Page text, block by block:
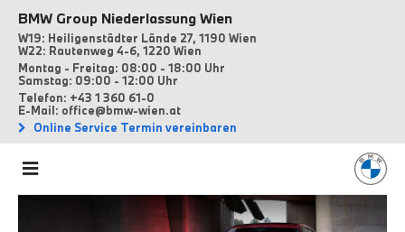
BMW Group Niederlassung Wien
W19: Heiligenstädter Lände 27, 1190 Wien
W22: Rautenweg 4-6, 1220 Wien
Montag - Freitag: 08:00 - 18:00 Uhr
Samstag: 09:00 - 12:00 Uhr
Telefon: +43 1 360 61-0
E-Mail: office@bmw-wien.at
Online Service Termin vereinbaren